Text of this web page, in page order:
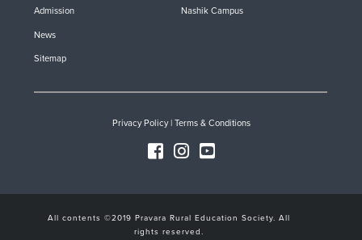
Admission
News
Sitemap
Nashik Campus
Privacy Policy| Terms & Conditions
All contents ©2019 Pravara Rural Education Society. All
rights reserved.